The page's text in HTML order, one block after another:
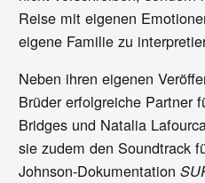
Reise mit eigenen
eigene Familie zu
Neben ihren eigenen
Brüder erfolgreiche Partner
Bridges und Natalia
sie zudem den Soundtrack
Johnson-Dokumentation